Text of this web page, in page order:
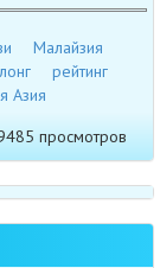
Малайзия
рейтинг
Азия
просмотров